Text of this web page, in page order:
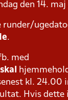
den 14.
runder/
.
med
skal
kl. 24.00
Hvis dette